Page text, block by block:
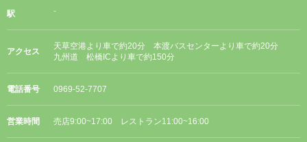
駅 ⁻
アクセス
天草空港より車で約20分 本渡バスセンターより車で約20分
九州道 松橋ICより車で約150分
電話番号 0969-52-7707
営業時間 売店9:00~17:00 レストラン11:00~16:00